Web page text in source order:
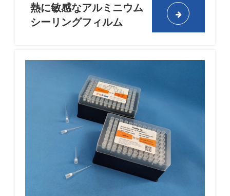
熱に敏感なアルミニウム
シーリングフィルム